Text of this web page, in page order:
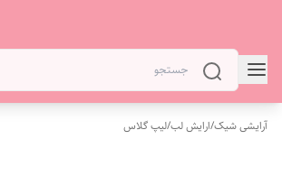
آرایشی شیک/ارایش لب/لیپ گلاس